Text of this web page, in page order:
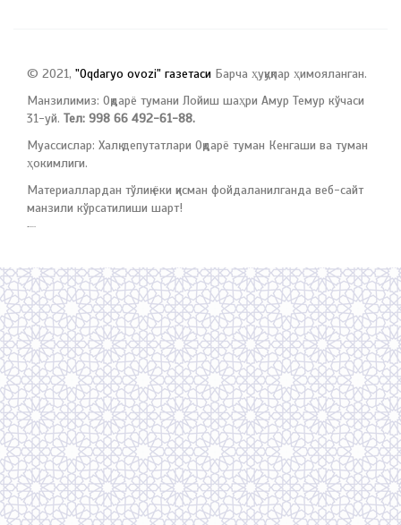
© 2021, "Oqdaryo ovozi" газетаси Барча ҳуқуқлар ҳимояланган.
Манзилимиз: Оқдарё тумани Лойиш шаҳри Амур Темур кўчаси
31-уй. Тел: 998 66 492-61-88.
Муассислар: Халқ депутатлари Оқдарё туман Кенгаши ва туман
ҳокимлиги.
Материаллардан тўлиқ ёки қисман фойдаланилганда веб-сайт
манзили кўрсатилиши шарт!